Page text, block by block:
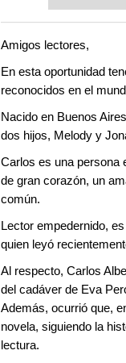
more
approach
Amigos lectores,
En esta oportunidad
reconocidos en el
Nacido en Buenos
dos hijos, Melody y
Carlos es una persona
de gran corazón, un
común.
Lector empedernido,
quien leyó
Al respecto, Carlos
del cadáver de Eva
Además, ocurrió que,
novela, siguiendo la
lectura.